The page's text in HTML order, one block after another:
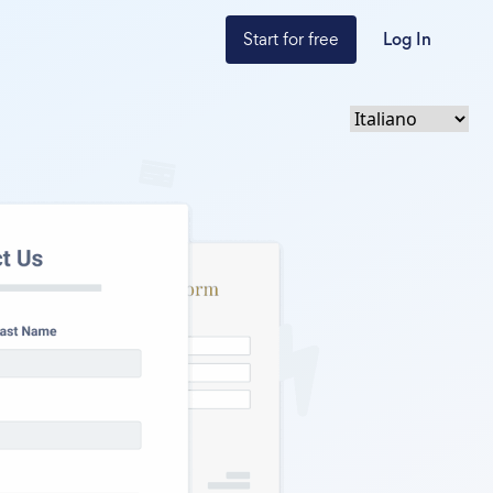
Start for free Log In